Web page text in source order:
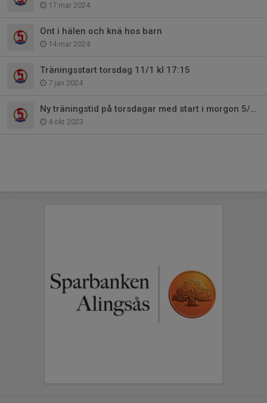
17 mar 2024
Ont i hälen och knä hos barn
14 mar 2024
Träningsstart torsdag 11/1 kl 17:15
7 jan 2024
Ny träningstid på torsdagar med start i morgon 5/10!
4 okt 2023